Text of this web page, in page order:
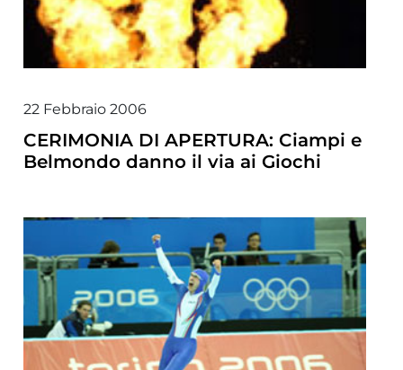
22 Febbraio 2006
CERIMONIA DI APERTURA: Ciampi e
Belmondo danno il via ai Giochi